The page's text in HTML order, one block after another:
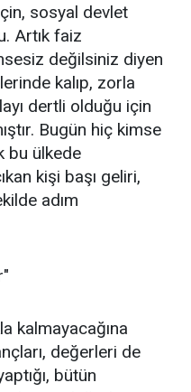
sosyal devlet
Artık faiz
değilsiniz diyen
kalıp, zorla
dertli olduğu için
Bugün hiç kimse
bu ülkede
kişi başı geliri,
adım
kalmayacağına
değerleri de
bütün